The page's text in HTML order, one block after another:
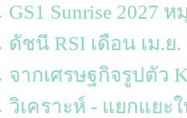
GS1 Sunrise 2027
ดัชนี RSI เดือน เม.ย
จากเศรษฐกิจรูปตัว
วิเคราะห์ - แยกแยะใ